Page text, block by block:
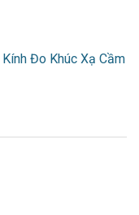
Kính Đo Khúc Xạ Cầm